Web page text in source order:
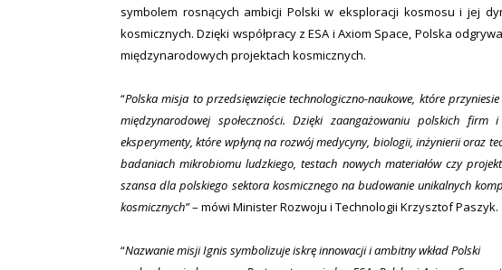
symbolem rosnących ambicji Polski w eksploracji kosmosu i jej
kosmicznych. Dzięki współpracy z ESA i Axiom Space, Polska
międzynarodowych projektach kosmicznych.
“Polska misja to przedsięwzięcie technologiczno-naukowe, które
międzynarodowej społeczności. Dzięki zaangażowaniu polskich
eksperymenty, które wpłyną na rozwój medycyny, biologii, inżynierii oraz
badaniach mikrobiomu ludzkiego, testach nowych materiałów czy
szansa dla polskiego sektora kosmicznego na budowanie unikalnych
kosmicznych”– mówi Minister Rozwoju i Technologii Krzysztof Paszyk.
“Nazwanie misji Ignis symbolizuje iskrę innowacji i ambitny wkład Polski